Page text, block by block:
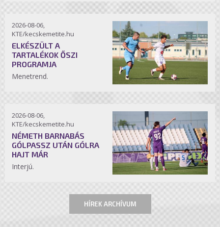
2026-08-06,
KTE/kecskemetite.hu
ELKÉSZÜLT A
TARTALÉKOK ŐSZI
PROGRAMJA
Menetrend.
2026-08-06,
KTE/kecskemetite.hu
NÉMETH BARNABÁS
GÓLPASSZ UTÁN GÓLRA
HAJT MÁR
Interjú.
HÍREK ARCHÍVUM